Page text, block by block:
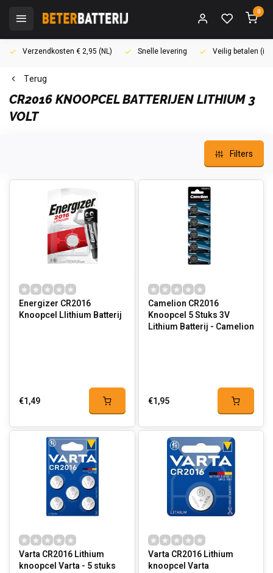
0
Verzendkosten € 2,95 (NL) Snelle levering Veilig betalen
Terug
CR2016 KNOOPCEL BATTERIJEN LITHIUM 3
VOLT
Filters
Energizer CR2016
Knoopcel LIithium Batterij
€1,49
Camelion CR2016
Knoopcel 5 Stuks 3V
Lithium Batterij - Camelion
€1,95
Varta CR2016 Lithium
knoopcel Varta - 5 stuks
Varta CR2016 Lithium
knoopcel Varta